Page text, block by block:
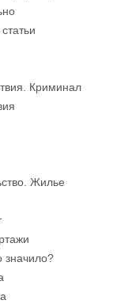
Криминал
Жилье
значило?